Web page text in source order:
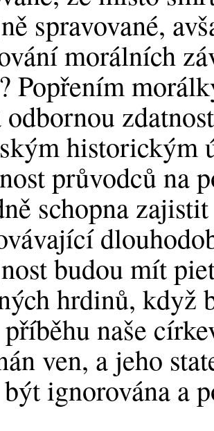
spravované,
morálních
Popřením
odbornou
historickým
průvodců na
schopna
budou mít
hrdinů, když
naše
ven, a jeho
ignorována a